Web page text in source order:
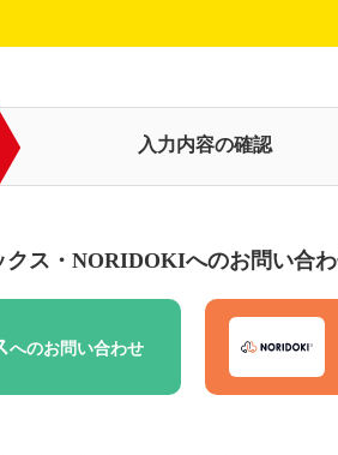
入力内容の確認
クス・NORIDOKIへのお問い合
へのお問い合わせ